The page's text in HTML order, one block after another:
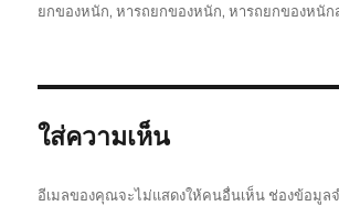
ยกของหนัก,หารถยกของหนัก,หารถยกของหนัก
ใส่ความเห็น
อีเมลของคุณจะไม่แสดงให้คนอื่นเห็น ช่องข้อมูล